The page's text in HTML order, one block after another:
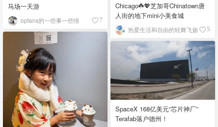
马场一天游
opfans的一些事一些情 7
Chicago☘️💖芝加哥Chinatown唐
人街的地下mini小美食城
热爱生活和自由的轻舞飞扬 5
SpaceX 168亿美元“芯片神厂”
Terafab落户德州！